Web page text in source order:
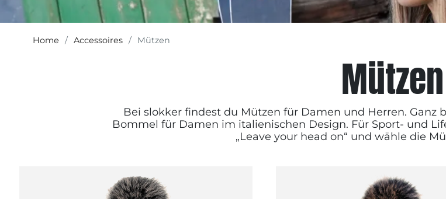
Home Accessoires Mützen
Mützen
Bei slokker findest du Mützen für Damen und Herren. Ganz
Bommel für Damen im italienischen Design. Für Sport- und
„Leave your head on“ und wähle die